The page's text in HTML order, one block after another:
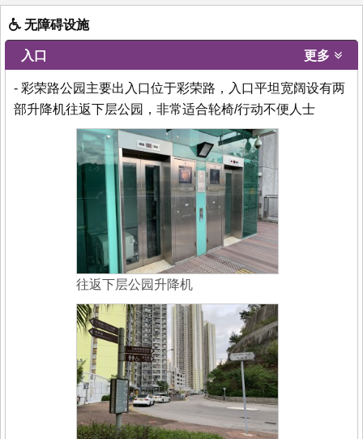
无障碍设施
入口 更多
- 彩荣路公园主要出入口位于彩荣路，入口平坦宽阔设有两
部升降机往返下层公园，非常适合轮椅/行动不便人士
往返下层公园升降机